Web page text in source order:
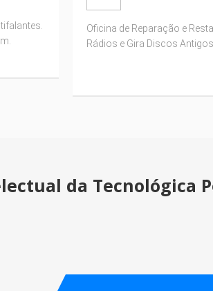
Oficina de Reparação e
Rádios e Gira Discos Antigos.
da Tecnológica